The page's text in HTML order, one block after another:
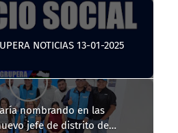
NOTICIAS 13-01-2025
nombrando en las
jefe de distrito de